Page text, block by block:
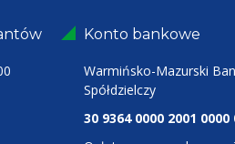
Konto bankowe
Warmińsko-Mazurski
Spółdzielczy
30 9364 0000 2001 0000